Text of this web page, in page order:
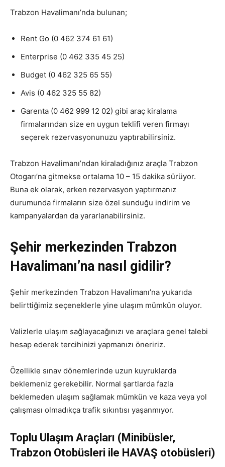
Trabzon Havalimanı’nda bulunan;
Rent Go (0 462 374 61 61)
Enterprise (0 462 335 45 25)
Budget (0 462 325 65 55)
Avis (0 462 325 55 82)
Garenta (0 462 999 12 02) gibi araç kiralama
firmalarından size en uygun teklifi veren firmayı
seçerek rezervasyonunuzu yaptırabilirsiniz.
Trabzon Havalimanı’ndan kiraladığınız araçla Trabzon
Otogarı’na gitmekse ortalama 10 – 15 dakika sürüyor.
Buna ek olarak, erken rezervasyon yaptırmanız
durumunda firmaların size özel sunduğu indirim ve
kampanyalardan da yararlanabilirsiniz.
Şehir merkezinden Trabzon
Havalimanı’na nasıl gidilir?
Şehir merkezinden Trabzon Havalimanı’na yukarıda
belirttiğimiz seçeneklerle yine ulaşım mümkün oluyor.
Valizlerle ulaşım sağlayacağınızı ve araçlara genel talebi
hesap ederek tercihinizi yapmanızı öneririz.
Özellikle sınav dönemlerinde uzun kuyruklarda
beklemeniz gerekebilir. Normal şartlarda fazla
beklemeden ulaşım sağlamak mümkün ve kaza veya yol
çalışması olmadıkça trafik sıkıntısı yaşanmıyor.
Toplu Ulaşım Araçları (Minibüsler,
Trabzon Otobüsleri ile HAVAŞ otobüsleri)